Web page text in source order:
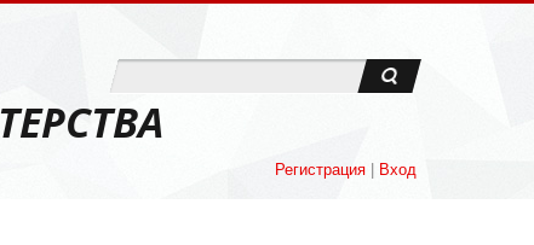
Регистрация Вход